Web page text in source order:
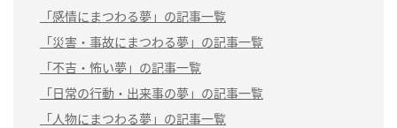
「感情にまつわる夢」の記事一覧
「災害・事故にまつわる夢」の記事一覧
「不吉・怖い夢」の記事一覧
「日常の行動・出来事の夢」の記事一覧
「人物にまつわる夢」の記事一覧